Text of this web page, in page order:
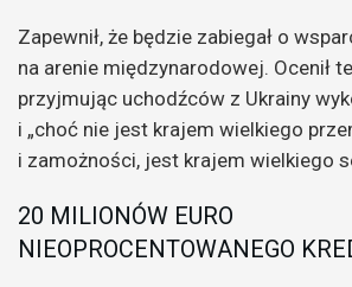
Zapewnił, że będzie zabiegał o
na arenie międzynarodowej. Ocenił
przyjmując uchodźców z Ukrainy
i „choć nie jest krajem wielkiego
i zamożności, jest krajem wielkiego
20 MILIONÓW EURO
NIEOPROCENTOWANEGO